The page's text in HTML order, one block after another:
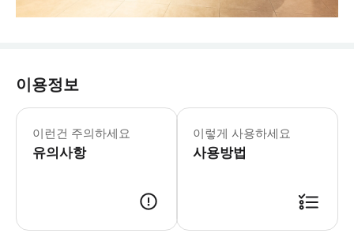
이용정보
이런건 주의하세요
유의사항
이렇게 사용하세요
사용방법